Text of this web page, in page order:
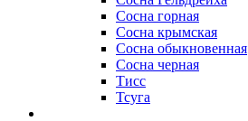
Сосна горная
Сосна крымская
Сосна обыкновенная
Сосна черная
Тисс
Тсуга